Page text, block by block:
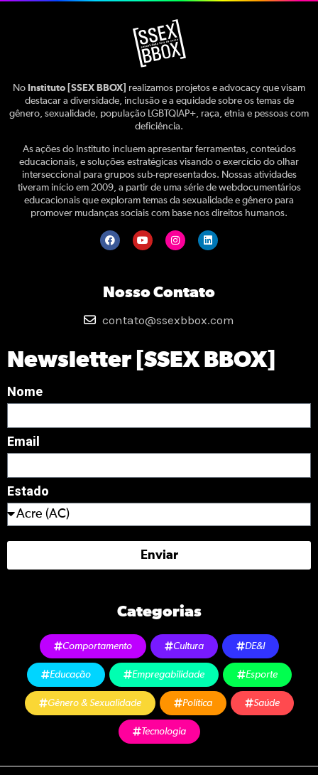
No Instituto [SSEX BBOX]
realizamos projetos e advocacy que visam
destacar a diversidade, inclusão e a equidade sobre os temas de
gênero, sexualidade, população LGBTQIAP+, raça, etnia e pessoas com
deficiência.
As ações do Instituto incluem apresentar ferramentas, conteúdos
educacionais, e soluções estratégicas visando o exercício do olhar
interseccional para grupos sub-representados. Nossas atividades
tiveram início em 2009, a partir de uma série de webdocumentários
educacionais que exploram temas da sexualidade e gênero para
promover mudanças sociais com base nos direitos humanos.
Nosso Contato
contato@ssexbbox.com
Newsletter [SSEX BBOX]
Nome
Email
Estado
Enviar
Categorias
Comportamento Cultura DE&I
Educação Empregabilidade Esporte
Gênero & Sexualidade Política Saúde
Tecnologia